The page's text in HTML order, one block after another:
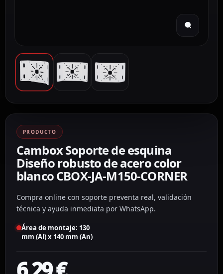
PRODUCTO
Cambox Soporte de esquina
Diseño robusto de acero color
blanco CBOX-JA-M150-CORNER
Compra online con soporte preventa real, validación
técnica y ayuda inmediata por WhatsApp.
Área de montaje: 130
mm (Al) x 140 mm (An)